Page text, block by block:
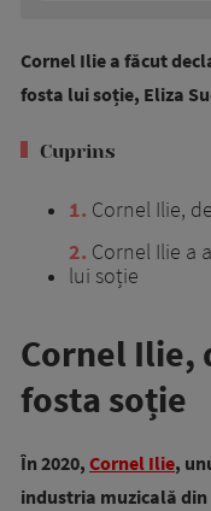
Cornel Ilie a făcut
fosta lui soție, Eliza
Cuprins
1 Cornel Ilie,
2 Cornel Ilie a
lui soție
Cornel Ilie,
fosta soție
În 2020, Cornel Ilie,
industria muzicală